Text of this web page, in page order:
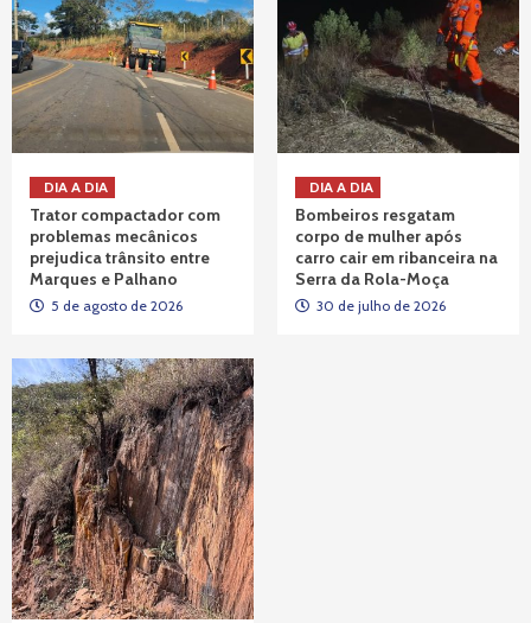
DIA A DIA
Trator compactador com
problemas mecânicos
prejudica trânsito entre
Marques e Palhano
5 de agosto de 2026
DIA A DIA
Bombeiros resgatam
corpo de mulher após
carro cair em ribanceira na
Serra da Rola-Moça
30 de julho de 2026